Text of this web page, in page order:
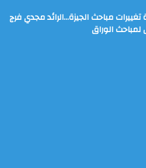
مباحث الجيزة…الرائد مجدي فرج
لمباحث الوراق